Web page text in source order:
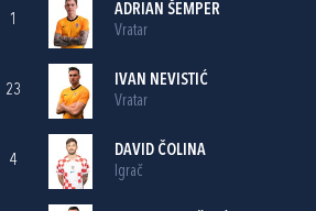
1
ADRIAN ŠEMPER
Vratar
23
IVAN NEVISTIĆ
Vratar
4
DAVID ČOLINA
Igrač